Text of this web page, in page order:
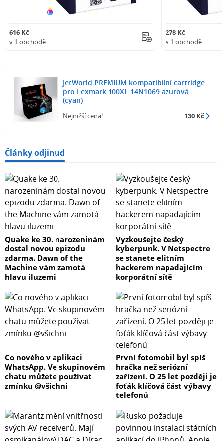
616 Kč
v 1 obchodě
278 Kč
v 1 obchodě
JetWorld PREMIUM kompatibilní cartridge
pro Lexmark 100XL 14N1069 azurová
(cyan)
Nejnižší cena! 130 Kč
Články odjinud
Quake ke 30. narozeninám
dostal novou epizodu
zdarma. Dawn of the
Machine vám zamotá
hlavu iluzemi
Vyzkoušejte český
kyberpunk. V Netspectre
se stanete elitním
hackerem napadajícím
korporátní sítě
Co nového v aplikaci
WhatsApp. Ve skupinovém
chatu můžete používat
zmínku @všichni
První fotomobil byl spíš
hračka než seriózní
zařízení. O 25 let později je
foťák klíčová část výbavy
telefonů